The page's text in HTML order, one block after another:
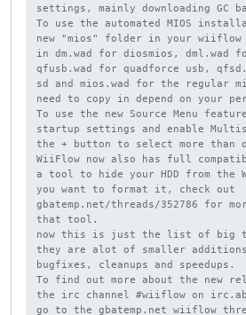
settings, mainly downloading GC
To use the automated MIOS
new "mios" folder in your wiiflow
in dm.wad for diosmios, dml.wad
qfusb.wad for quadforce usb,
sd and mios.wad for the regular
need to copy in depend on your
To use the new Source Menu
startup settings and enable
the + button to select more than
WiiFlow now also has full
a tool to hide your HDD from the
you want to format it, check out
gbatemp.net/threads/352786 for
that tool.
now this is just the list of big
they are alot of smaller additions
bugfixes, cleanups and speedups.
To find out more about the new
the irc channel #wiiflow on
go to the gbatemp.net wiiflow